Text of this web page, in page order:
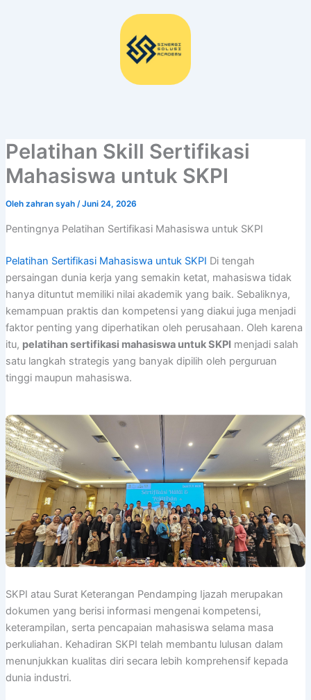
Pelatihan Skill Sertifikasi
Mahasiswa untuk SKPI
Oleh zahran syah /Juni 24, 2026
Pentingnya Pelatihan Sertifikasi Mahasiswa untuk SKPI
Pelatihan Sertifikasi Mahasiswa untuk SKPI Di tengah
persaingan dunia kerja yang semakin ketat, mahasiswa tidak
hanya dituntut memiliki nilai akademik yang baik. Sebaliknya,
kemampuan praktis dan kompetensi yang diakui juga menjadi
faktor penting yang diperhatikan oleh perusahaan. Oleh karena
itu, pelatihan sertifikasi mahasiswa untuk SKPI menjadi salah
satu langkah strategis yang banyak dipilih oleh perguruan
tinggi maupun mahasiswa.
SKPI atau Surat Keterangan Pendamping Ijazah merupakan
dokumen yang berisi informasi mengenai kompetensi,
keterampilan, serta pencapaian mahasiswa selama masa
perkuliahan. Kehadiran SKPI telah membantu lulusan dalam
menunjukkan kualitas diri secara lebih komprehensif kepada
dunia industri.